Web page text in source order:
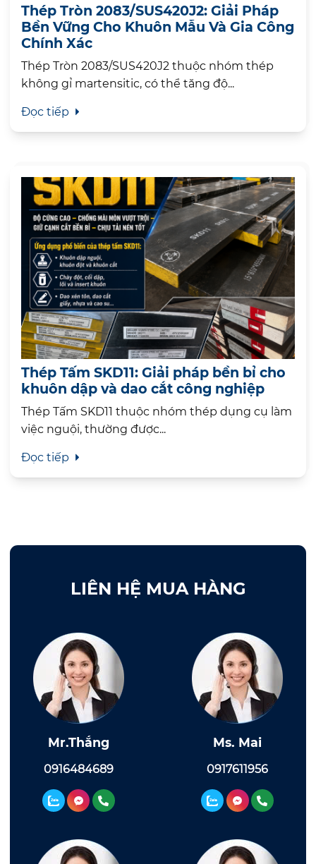
Thép Tròn 2083/SUS420J2: Giải Pháp
Bền Vững Cho Khuôn Mẫu Và Gia Công
Chính Xác
Thép Tròn 2083/SUS420J2 thuộc nhóm thép
không gỉ martensitic, có thể tăng độ...
Đọc tiếp
Thép Tấm SKD11: Giải pháp bền bỉ cho
khuôn dập và dao cắt công nghiệp
Thép Tấm SKD11 thuộc nhóm thép dụng cụ làm
việc nguội, thường được...
Đọc tiếp
LIÊN HỆ MUA HÀNG
Mr.Thắng
0916484689
Ms. Mai
0917611956